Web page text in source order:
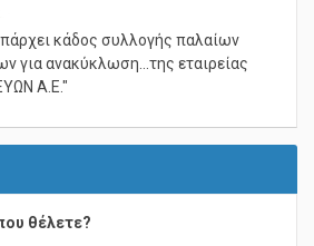
κάδος συλλογής παλαίων
για ανακύκλωση...της εταιρείας
θέλετε?